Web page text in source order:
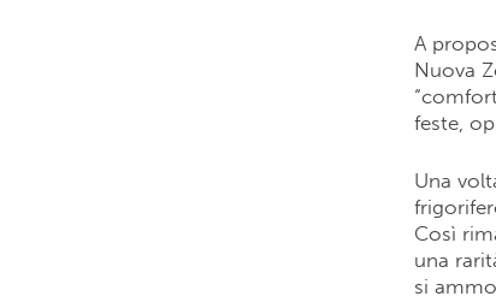
A
Nuova
feste,
Una
Così
una
si